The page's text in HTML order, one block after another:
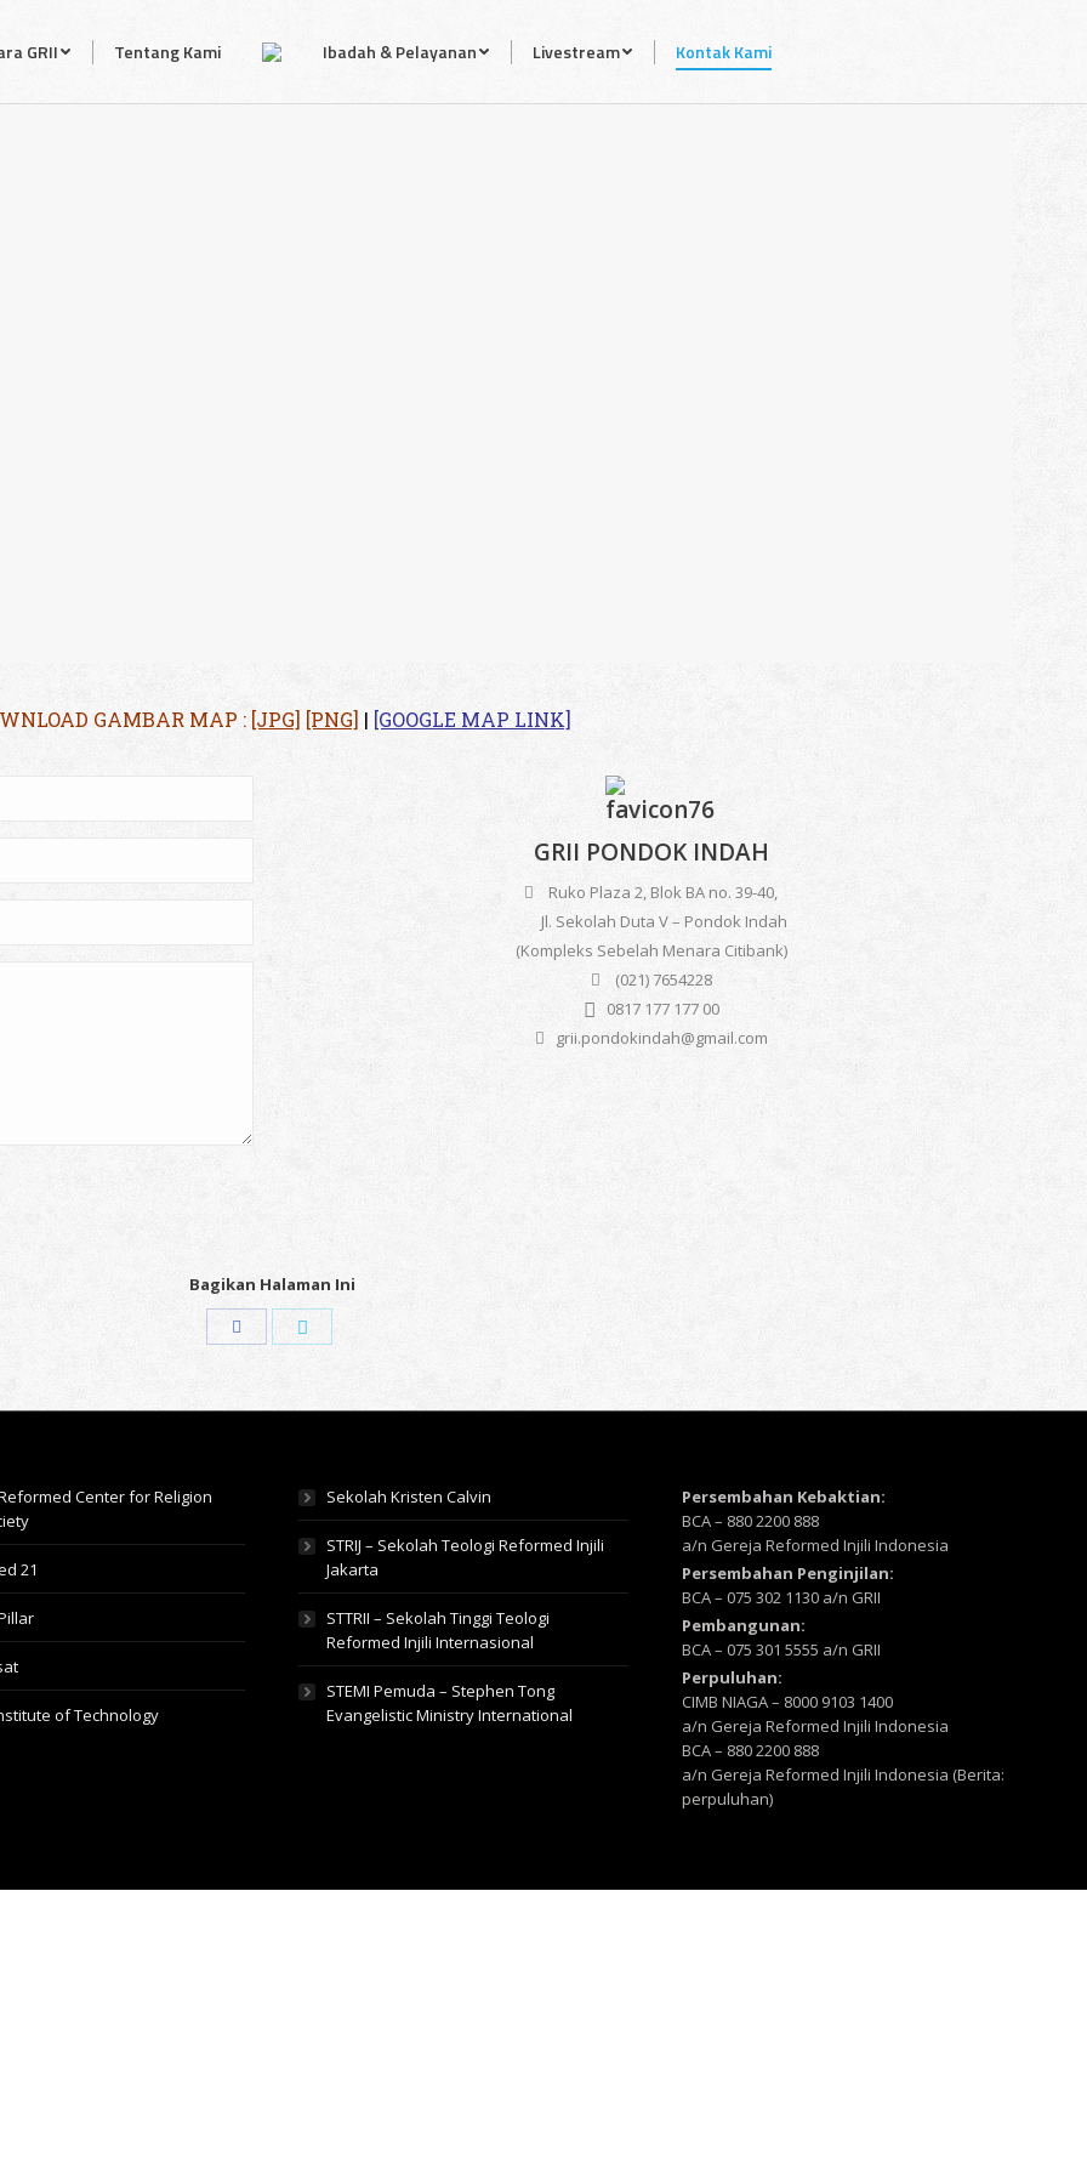
GRII Tentang Kami Ibadah & Pelayanan Livestream Kontak Kami
GAMBAR MAP : [JPG] [PNG] | [GOOGLE MAP LINK]
GRII PONDOK INDAH
Ruko Plaza 2, Blok BA no. 39-40,
Jl. Sekolah Duta V – Pondok Indah
(Kompleks Sebelah Menara Citibank)
(021) 7654228
0817 177 177 00
grii.pondokindah@gmail.com
Bagikan Halaman Ini
Reformed Center for Religion
21
of Technology
Sekolah Kristen Calvin
STRIJ – Sekolah Teologi Reformed Injili
Jakarta
STTRII – Sekolah Tinggi Teologi
Reformed Injili Internasional
STEMI Pemuda – Stephen Tong
Evangelistic Ministry International
Persembahan Kebaktian:
BCA – 880 2200 888
a/n Gereja Reformed Injili Indonesia
Persembahan Penginjilan:
BCA – 075 302 1130 a/n GRII
Pembangunan:
BCA – 075 301 5555 a/n GRII
Perpuluhan:
CIMB NIAGA – 8000 9103 1400
a/n Gereja Reformed Injili Indonesia
BCA – 880 2200 888
a/n Gereja Reformed Injili Indonesia (Berita:
perpuluhan)